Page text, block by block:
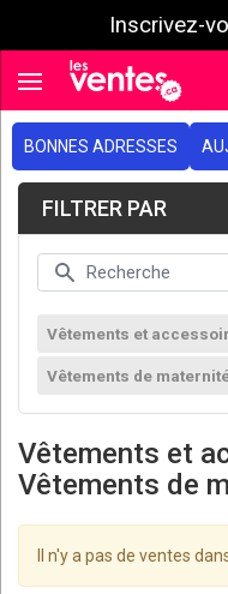
Inscrivez-
Toggle navigation
BONNES ADRESSES
FILTRER PAR
Vêtements et
Vêtements de
Vêtements et
Vêtements de
Il n'y a pas de ventes